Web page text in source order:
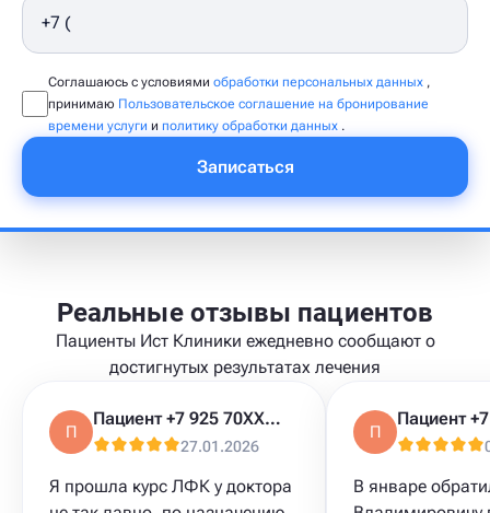
Соглашаюсь с условиями обработки персональных данных ,
принимаю Пользовательское соглашение на бронирование
времени услуги и политику обработки данных .
Записаться
Реальные отзывы пациентов
Пациенты Ист Клиники ежедневно сообщают о
достигнутых результатах лечения
П
Пациент +7 925 70XXXXX
27.01.2026
Я прошла курс ЛФК​ у доктора
П
В январе